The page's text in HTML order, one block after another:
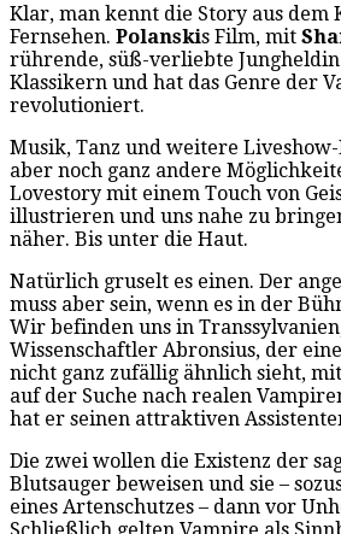
Klar, man kennt die Story aus dem
Fernsehen. Polanskis Film, mit
rührende, süß-verliebte
Klassikern und hat das Genre der
revolutioniert.
Musik, Tanz und weitere
aber noch ganz andere
Lovestory mit einem Touch von
illustrieren und uns nahe zu
näher. Bis unter die Haut.
Natürlich gruselt es einen. Der
muss aber sein, wenn es in der
Wir befinden uns in
Wissenschaftler Abronsius, der
nicht ganz zufällig ähnlich sieht,
auf der Suche nach realen
hat er seinen attraktiven
Die zwei wollen die Existenz der
Blutsauger beweisen und sie –
eines Artenschutzes – dann vor